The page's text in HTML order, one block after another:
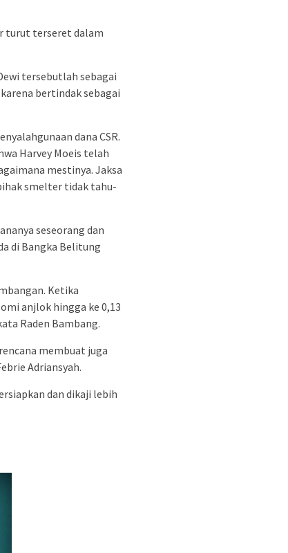
turut terseret dalam
tersebutlah sebagai
bertindak sebagai
dana CSR.
Harvey Moeis telah
mestinya. Jaksa
smelter tidak tahu-
seseorang dan
di Bangka Belitung
Ketika
anjlok hingga ke 0,13
Raden Bambang.
membuat juga
Adriansyah.
dan dikaji lebih